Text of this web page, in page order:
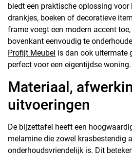
biedt een praktische oplossing voor
drankjes, boeken of decoratieve
frame voegt een modern accent
bovenkant eenvoudig te
Profijt Meubel is dan ook uitermate
perfect voor een eigentijdse woning.
Materiaal,
uitvoeringen
De bijzettafel heeft een
melamine die zowel krasbestendig
onderhoudsvriendelijk is. Dit